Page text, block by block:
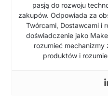
pasją do rozwoju
zakupów. Odpowiada za
Twórcami, Dostawcami i
doświadczenie jako
rozumieć
produktów i